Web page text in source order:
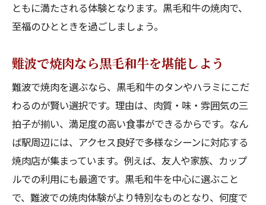
ともに満たされる体験となります。黒毛和牛の焼肉で、
至福のひとときを過ごしましょう。
難波で焼肉なら黒毛和牛を堪能しよう
難波で焼肉を選ぶなら、黒毛和牛のタンやハラミにこだ
わるのが賢い選択です。理由は、肉質・味・雰囲気の三
拍子が揃い、満足度の高い食事ができるからです。なん
ば駅周辺には、アクセス良好で多様なシーンに対応する
焼肉店が集まっています。例えば、友人や家族、カップ
ルでの利用にも最適です。黒毛和牛を中心に選ぶこと
で、難波での焼肉体験がより特別なものとなり、何度で